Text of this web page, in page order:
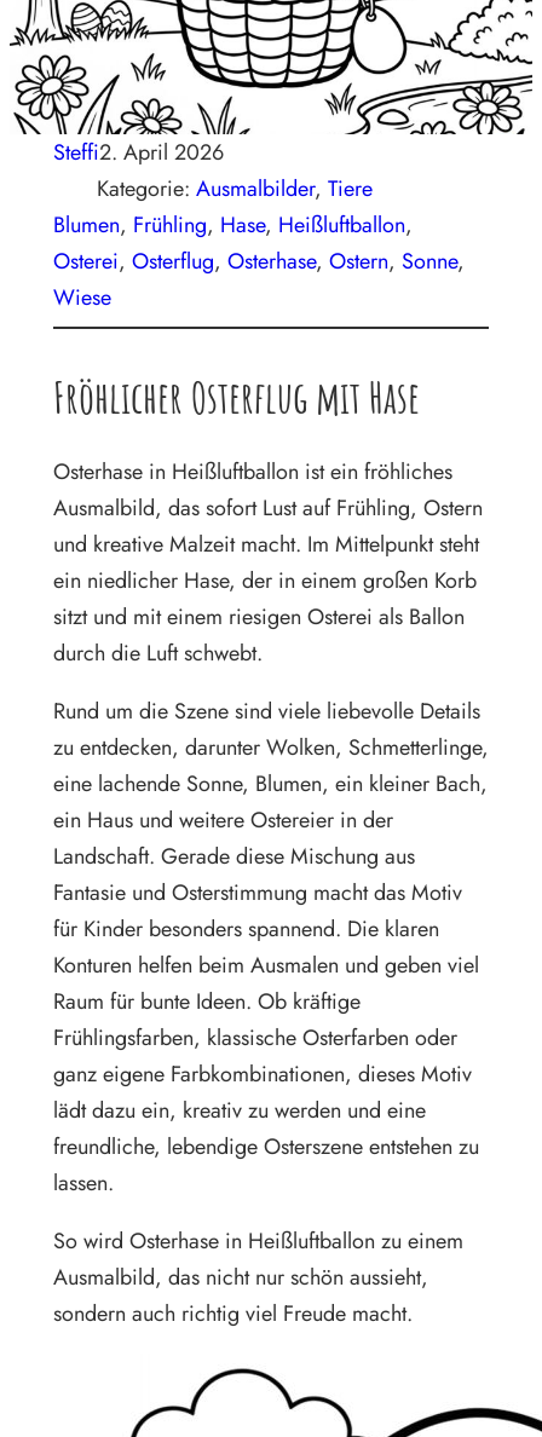
Steffi2. April 2026
Kategorie: Ausmalbilder, Tiere
Blumen, Frühling, Hase, Heißluftballon
Osterei, Osterflug, Osterhase, Ostern, Sonne
Wiese
Fröhlicher Osterflug mit Hase
Osterhase in Heißluftballon ist ein fröhliches
Ausmalbild, das sofort Lust auf Frühling, Ostern
und kreative Malzeit macht. Im Mittelpunkt steht
ein niedlicher Hase, der in einem großen Korb
sitzt und mit einem riesigen Osterei als Ballon
durch die Luft schwebt.
Rund um die Szene sind viele liebevolle Details
zu entdecken, darunter Wolken, Schmetterlinge,
eine lachende Sonne, Blumen, ein kleiner Bach,
ein Haus und weitere Ostereier in der
Landschaft. Gerade diese Mischung aus
Fantasie und Osterstimmung macht das Motiv
für Kinder besonders spannend. Die klaren
Konturen helfen beim Ausmalen und geben viel
Raum für bunte Ideen. Ob kräftige
Frühlingsfarben, klassische Osterfarben oder
ganz eigene Farbkombinationen, dieses Motiv
lädt dazu ein, kreativ zu werden und eine
freundliche, lebendige Osterszene entstehen zu
lassen.
So wird Osterhase in Heißluftballon zu einem
Ausmalbild, das nicht nur schön aussieht,
sondern auch richtig viel Freude macht.